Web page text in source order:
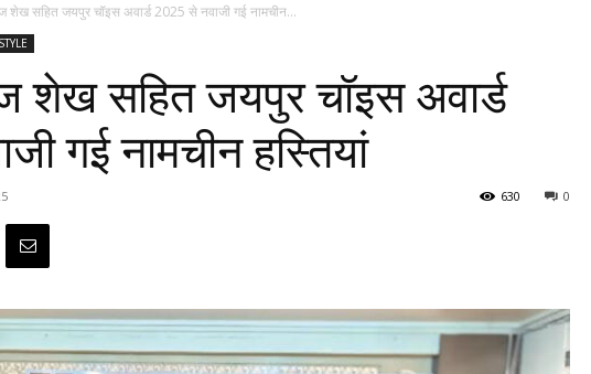
शेख सहित जयपुर चॉइस अवार्ड 2025 से नवाजी गई नामचीन...
शेख सहित जयपुर चॉइस अवार्ड
गई नामचीन हस्तियां
0
630